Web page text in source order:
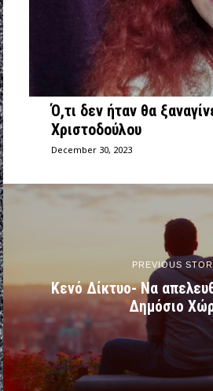
Ό,τι δεν ήταν θα
Χριστοδούλου
December 30, 2023
PREVIOUS
Κενό Δίκτυο- Να
Δημόσιο